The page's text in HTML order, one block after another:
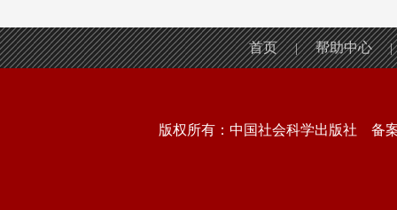
首页 | 帮助中心 |
版权所有：中国社会科学出版社 备